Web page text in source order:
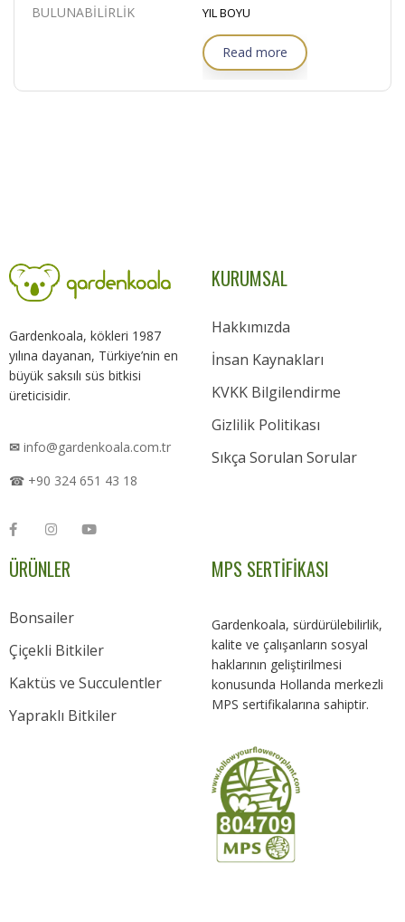
BULUNABİLİRLİK YIL BOYU
Read more
Gardenkoala, kökleri 1987
yılına dayanan, Türkiye’nin en
büyük saksılı süs bitkisi
üreticisidir.
✉ info@gardenkoala.com.tr
☎ +90 324 651 43 18
KURUMSAL
Hakkımızda
İnsan Kaynakları
KVKK Bilgilendirme
Gizlilik Politikası
Sıkça Sorulan Sorular
ÜRÜNLER
Bonsailer
Çiçekli Bitkiler
Kaktüs ve Succulentler
Yapraklı Bitkiler
MPS SERTİFİKASI
Gardenkoala, sürdürülebilirlik,
kalite ve çalışanların sosyal
haklarının geliştirilmesi
konusunda Hollanda merkezli
MPS sertifikalarına sahiptir.